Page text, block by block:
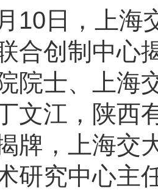
10日，上海
合创制中心
院士、上海
文江，陕西
牌，上海交
研究中心主